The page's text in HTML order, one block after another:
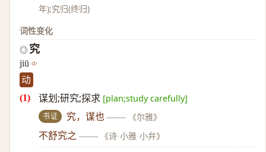
年);究归(终归)
词性变化
◎ 究
jiū
动
谋划;研究;探求 [plan;study carefully]
书证 究，谋也 —— 《尔雅》
不舒究之 —— 《诗·小雅·小弁》